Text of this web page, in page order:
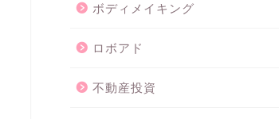
ボディメイキング
ロボアド
不動産投資